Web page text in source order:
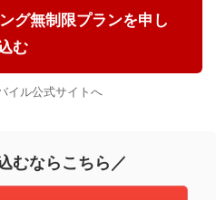
グ無制限プランを申し
む
イル公式サイトへ
むならこちら／